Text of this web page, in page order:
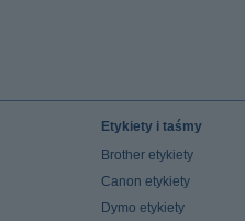
Etykiety i taśmy
Brother etykiety
Canon etykiety
Dymo etykiety